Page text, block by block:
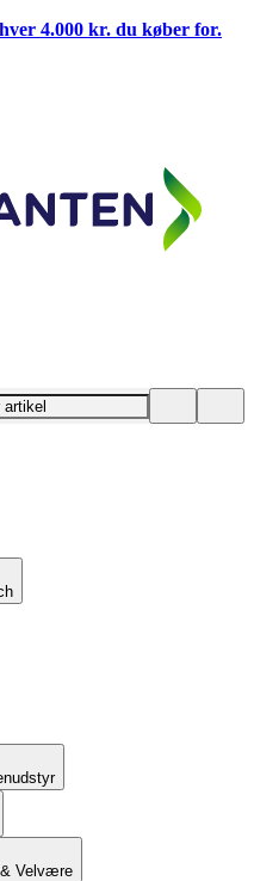
4.000 kr. du køber for.
& Velvære